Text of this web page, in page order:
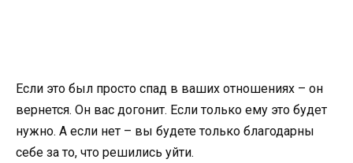
Если это был просто спад в ваших отношениях – он
вернется. Он вас догонит. Если только ему это будет
нужно. А если нет – вы будете только благодарны
себе за то, что решились уйти.